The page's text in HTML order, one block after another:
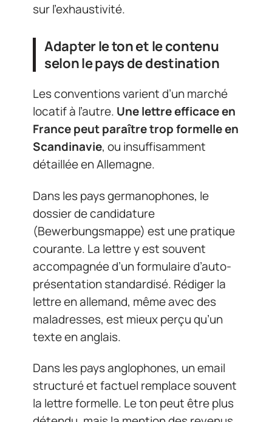
sur l’exhaustivité.
Adapter le ton et le contenu
selon le pays de destination
Les conventions varient d’un marché
locatif à l’autre. Une lettre efficace en
France peut paraître trop formelle en
Scandinavie, ou insuffisamment
détaillée en Allemagne.
Dans les pays germanophones, le
dossier de candidature
(Bewerbungsmappe) est une pratique
courante. La lettre y est souvent
accompagnée d’un formulaire d’auto-
présentation standardisé. Rédiger la
lettre en allemand, même avec des
maladresses, est mieux perçu qu’un
texte en anglais.
Dans les pays anglophones, un email
structuré et factuel remplace souvent
la lettre formelle. Le ton peut être plus